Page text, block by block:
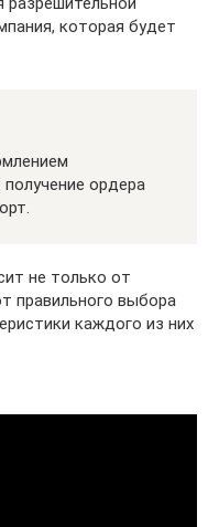
которая будет
ордера
не только от
правильного выбора
каждого из них